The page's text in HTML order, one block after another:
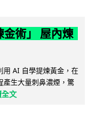
金術」 屋內煉
用 AI 自學提煉黃金，在
產生大量刺鼻濃煙，驚
文